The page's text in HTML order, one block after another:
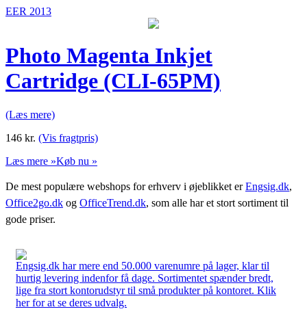
EER 2013
Photo Magenta Inkjet
Cartridge (CLI-65PM)
(Læs mere)
146 kr. (Vis fragtpris)
Læs mere »Køb nu »
De mest populære webshops for erhverv i øjeblikket erEngsig.dk,
Office2go.dk og OfficeTrend.dk, som alle har et stort sortiment til
gode priser.
Engsig.dk har mere end 50.000 varenumre på lager, klar til
hurtig levering indenfor få dage. Sortimentet spænder bredt,
lige fra stort kontorudstyr til små produkter på kontoret. Klik
her for at se deres udvalg.